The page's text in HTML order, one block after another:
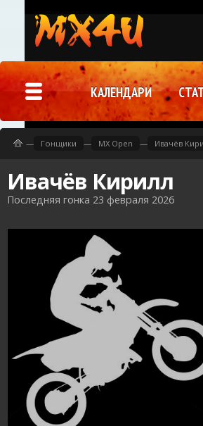
Ивачёв Кирилл
Последняя гонка 23 февраля 2026
— Гонщики — MX Open — Ивачёв
КАЛЕНДАРИ